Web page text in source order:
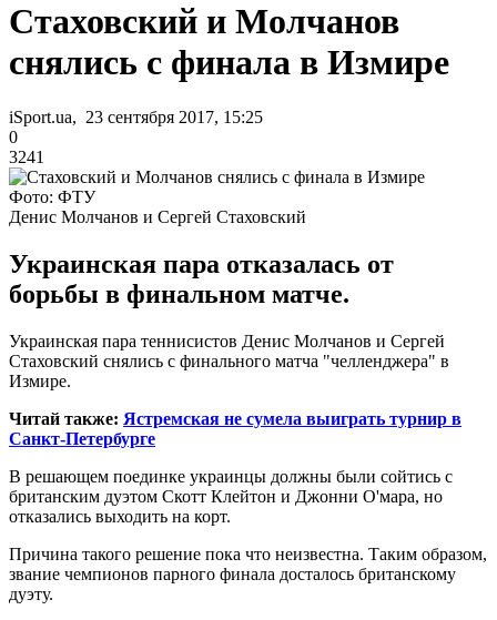
Стаховский и Молчанов
снялись с финала в Измире
iSport.ua, 23 сентября 2017, 15:25
0
3241
Фото: ФТУ
Денис Молчанов и Сергей Стаховский
Украинская пара отказалась от
борьбы в финальном матче.
Украинская пара теннисистов Денис Молчанов и Сергей
Стаховский снялись с финального матча "челленджера" в
Измире.
Читай также: Ястремская не сумела выиграть турнир в
Санкт-Петербурге
В решающем поединке украинцы должны были сойтись с
британским дуэтом Скотт Клейтон и Джонни О'мара, но
отказались выходить на корт.
Причина такого решение пока что неизвестна. Таким образом,
звание чемпионов парного финала досталось британскому
дуэту.